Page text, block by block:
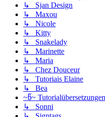
↳ Sjan Design
↳ Maxou
↳ Nicole
↳ Kitty
↳ Snakelady
↳ Marinette
↳ Maria
↳ Chez Douceur
↳ Tutoriais Elaine
↳ Bea
~წ~
↳ Sonni